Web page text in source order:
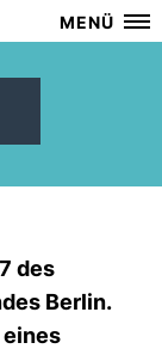
MENÜ
des
Berlin.
eines